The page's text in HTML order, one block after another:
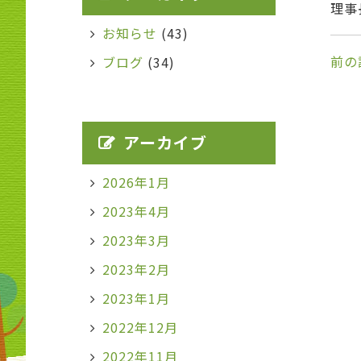
理
前の
お知らせ (43)
ブログ (34)
アーカイブ
2026年1月
2023年4月
2023年3月
2023年2月
2023年1月
2022年12月
2022年11月